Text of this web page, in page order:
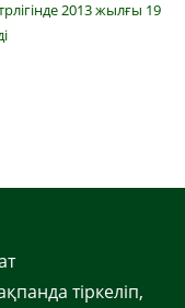
2013 жылғы 19
тіркеліп,